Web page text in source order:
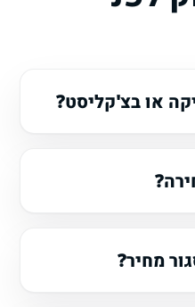
או בצ'קליסט?
מחיר?